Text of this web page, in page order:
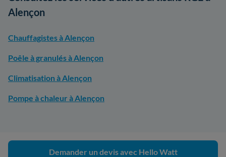
Alençon
Chauffagistes à Alençon
Poêle à granulés à Alençon
Climatisation à Alençon
Pompe à chaleur à Alençon
Demander un devis avec Hello Watt